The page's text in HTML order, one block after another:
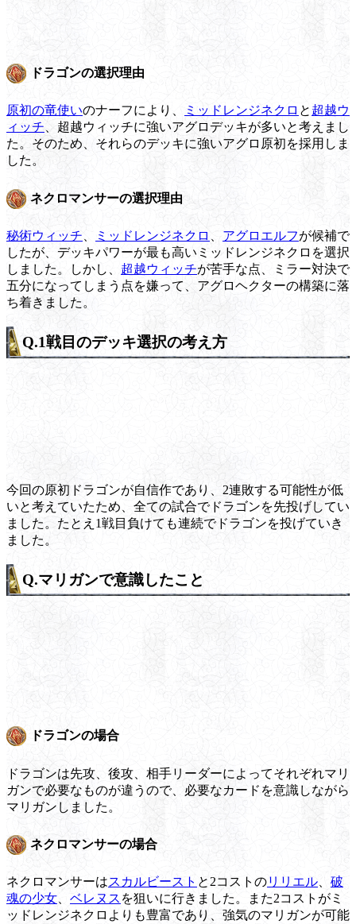
ドラゴンの選択理由
原初の竜使いのナーフにより、 ミッドレンジネクロ と 超越ウ
ィッチ、超越ウィッチに強いアグロデッキが多いと考えまし
た。そのため、それらのデッキに強いアグロ原初を採用しま
した。
ネクロマンサーの選択理由
秘術ウィッチ ミッドレンジネクロ アグロエルフが候補で
したが、デッキパワーが最も高いミッドレンジネクロを選択
しました。しかし、 超越ウィッチが苦手な点、ミラー対決で
五分になってしまう点を嫌って、アグロヘクターの構築に落
ち着きました。
Q.1戦目のデッキ選択の考え方
今回の原初ドラゴンが自信作であり、2連敗する可能性が低
いと考えていたため、全ての試合でドラゴンを先投げしてい
ました。たとえ1戦目負けても連続でドラゴンを投げていき
ました。
Q.マリガンで意識したこと
ドラゴンの場合
ドラゴンは先攻、後攻、相手リーダーによってそれぞれマリ
ガンで必要なものが違うので、必要なカードを意識しながら
マリガンしました。
ネクロマンサーの場合
ネクロマンサーはスカルビースト と2コストのリリエル
破
魂の少女
ベレヌス を狙いに行きました。また2コストがミ
ッドレンジネクロよりも豊富であり、強気のマリガンが可能